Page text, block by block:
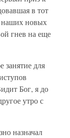
в тот
наших новых
гнев на еще
занятие для
Бог, я до
утро с
назначал